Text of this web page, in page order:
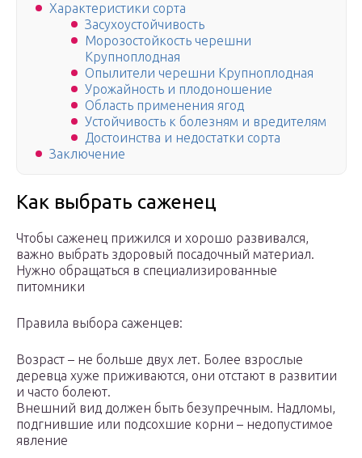
Характеристики сорта
Засухоустойчивость
Морозостойкость черешни
Крупноплодная
Опылители черешни Крупноплодная
Урожайность и плодоношение
Область применения ягод
Устойчивость к болезням и вредителям
Достоинства и недостатки сорта
Заключение
Как выбрать саженец
Чтобы саженец прижился и хорошо развивался,
важно выбрать здоровый посадочный материал.
Нужно обращаться в специализированные
питомники
Правила выбора саженцев:
Возраст – не больше двух лет. Более взрослые
деревца хуже приживаются, они отстают в развитии
и часто болеют.
Внешний вид должен быть безупречным. Надломы,
подгнившие или подсохшие корни – недопустимое
явление